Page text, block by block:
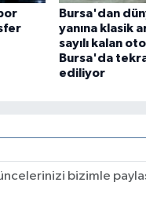
Bursa'dan
yanına klasik
sayılı kalan
Bursa'da
ediliyor